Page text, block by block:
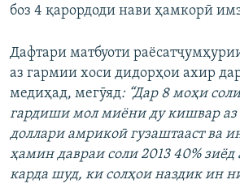
боз 4 қарордоди нави ҳамкорӣ
Дафтари матбуоти
аз гармии хоси дидорҳои ахир
медиҳад, мегӯяд: “Дар 8 моҳи
гардиши мол миёни ду кишвар аз
доллари амрикоӣ гузаштааст ва
ҳамин давраи соли 2013 40% зиёд
карда шуд, ки солҳои наздик ин